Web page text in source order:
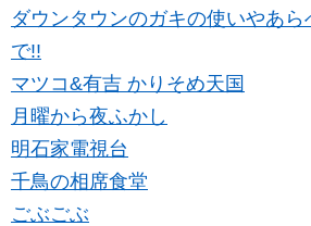
ダウンタウンのガキの使いやあら
で!!
マツコ&有吉 かりそめ天国
月曜から夜ふかし
明石家電視台
千鳥の相席食堂
ごぶごぶ